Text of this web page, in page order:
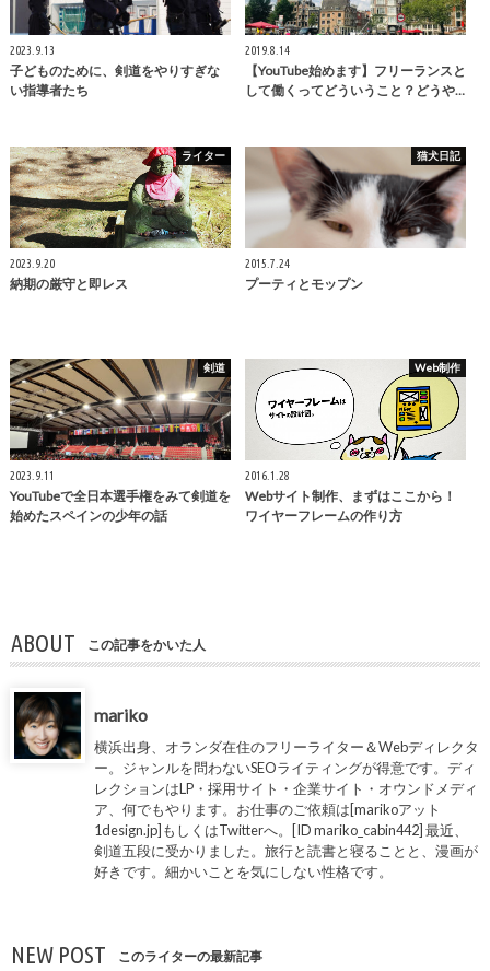
2023.9.13
子どものために、剣道をやりすぎな
い指導者たち
2019.8.14
【YouTube始めます】フリーランスと
して働くってどういうこと？どうや…
ライター
2023.9.20
納期の厳守と即レス
猫犬日記
2015.7.24
プーティとモップン
剣道
2023.9.11
YouTubeで全日本選手権をみて剣道を
始めたスペインの少年の話
Web制作
2016.1.28
Webサイト制作、まずはここから！
ワイヤーフレームの作り方
ABOUT この記事をかいた人
mariko
横浜出身、オランダ在住のフリーライター＆Webディレクタ
ー。ジャンルを問わないSEOライティングが得意です。ディ
レクションはLP・採用サイト・企業サイト・オウンドメディ
ア、何でもやります。お仕事のご依頼は[marikoアット
1design.jp]もしくはTwitterへ。[ID mariko_cabin442] 最近、
剣道五段に受かりました。旅行と読書と寝ることと、漫画が
好きです。細かいことを気にしない性格です。
NEW POST このライターの最新記事